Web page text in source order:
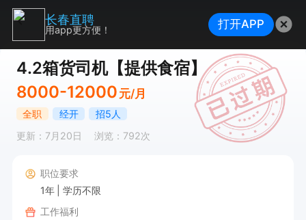
4.2箱货司机【提供食宿】
8000-12000 元/月
全职 经开
招5人
更新：7月20日
浏览：792次
职位要求
1年
学历不限
工作福利
长春直聘
用app更方便！ 打开APP